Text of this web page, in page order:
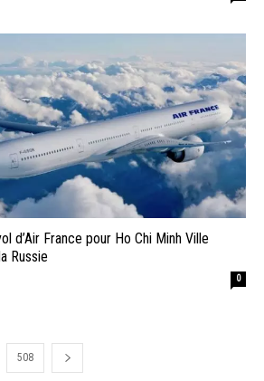
d’Air France pour Ho Chi Minh Ville
Russie
0
508